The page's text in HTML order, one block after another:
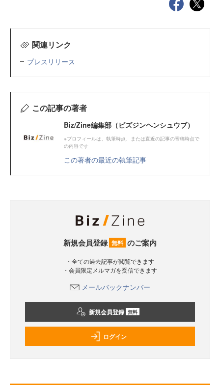
関連リンク
プレスリリース
この記事の著者
Biz/Zine編集部（ビズジンヘンシュウブ）
※プロフィールは、執筆時点、または直近の記事の寄稿時点で
の内容です
この著者の最近の執筆記事
新規会員登録 無料 のご案内
・全ての過去記事が閲覧できます
・会員限定メルマガを受信できます
メールバックナンバー
新規会員登録 無料
ログイン